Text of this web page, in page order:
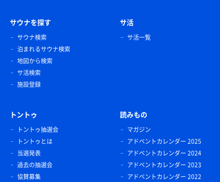
サウナを探す
サウナ検索
泊まれるサウナ検索
地図から検索
サ活検索
施設登録
サ活
サ活一覧
トントゥ
トントゥ抽選会
トントゥとは
当選発表
過去の抽選会
協賛募集
読みもの
マガジン
アドベントカレンダー 2025
アドベントカレンダー 2024
アドベントカレンダー 2023
アドベントカレンダー 2022